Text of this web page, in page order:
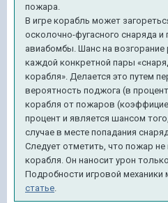
пожара.
В игре корабль может
осколочно-фугасного снаряда и
авиабомбы. Шанс на возгорание
каждой конкретной пары
корабля». Делается это путем
вероятность поджога (в
корабля от пожаров
процент и является шансом
случае в месте попадания
Следует отметить, что пожар
корабля. Он наносит урон
Подробности игровой механики
статье